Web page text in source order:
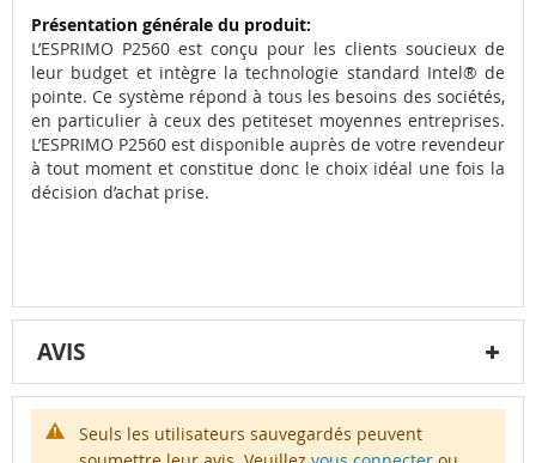
L’ESPRIMO P2560 est conçu pour les clients soucieux de
leur budget et intègre la technologie standard Intel® de
pointe. Ce système répond à tous les besoins des sociétés,
en particulier à ceux des petiteset moyennes entreprises.
L’ESPRIMO P2560 est disponible auprès de votre revendeur
à tout moment et constitue donc le choix idéal une fois la
décision d’achat prise.
AVIS
Seuls les utilisateurs sauvegardés peuvent